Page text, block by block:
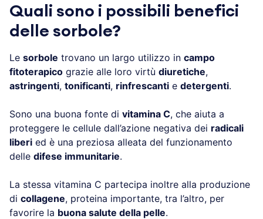
Quali sono i possibili benefici
delle sorbole?
Le sorbole trovano un largo utilizzo in campo
fitoterapico grazie alle loro virtù diuretiche,
astringenti, tonificanti, rinfrescanti e detergenti.
Sono una buona fonte di vitamina C, che aiuta a
proteggere le cellule dall’azione negativa dei radicali
liberi ed è una preziosa alleata del funzionamento
delle difese immunitarie.
La stessa vitamina C partecipa inoltre alla produzione
di collagene, proteina importante, tra l’altro, per
favorire la buona salute della pelle.